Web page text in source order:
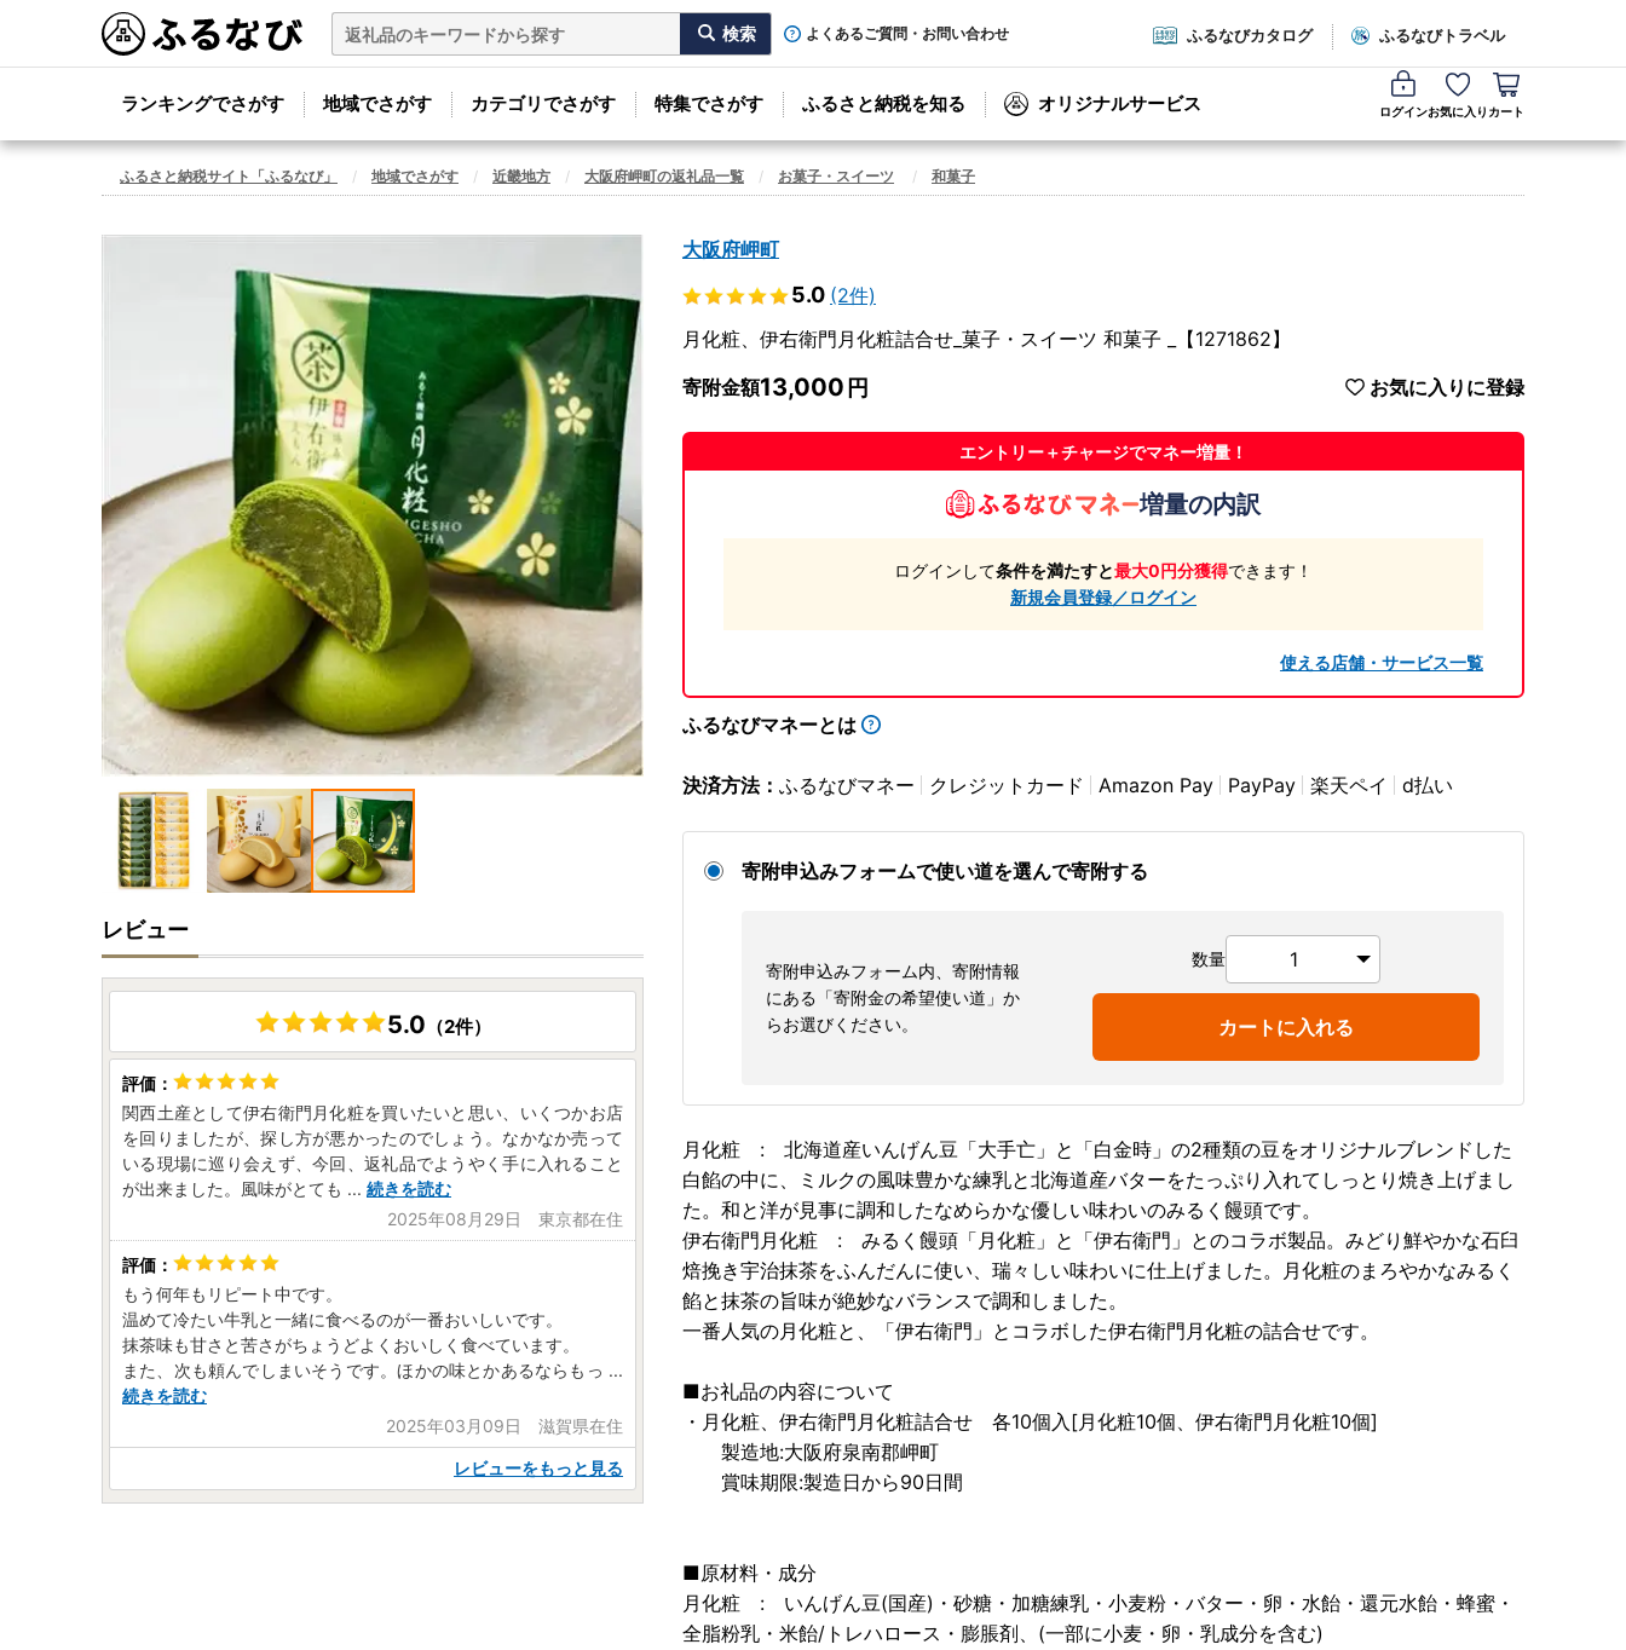
よくあるご質問・お問い合わせ ふるなびカタログ ふるなびトラベル
ランキングでさがす 地域でさがす カテゴリでさがす 特集でさがす ふるさと納税を知る オリジナルサービス ログインお気に入り カート
ふるさと納税サイト「ふるなび」 地域でさがす 近畿地方 大阪府岬町の返礼品一覧 お菓子・スイーツ 和菓子
大阪府岬町
5.0 (2件)
月化粧、伊右衛門月化粧詰合せ_菓子・スイーツ 和菓子 _【1271862】
寄附金額13,000 お気に入りに登録
エントリー＋チャージでマネー増量！
増量の内訳
ログインして条件を満たすと最大0円分獲得できます！
新規会員登録／ログイン
使える店舗・サービス一覧
ふるなびマネーとは
決済方法： ふるなびマネー クレジットカード Amazon Pay PayPay 楽天ペイ d払い
寄附申込みフォームで使い道を選んで寄附する
寄附申込みフォーム内、寄附情報
にある「寄附金の希望使い道」か
らお選びください。
数量
カートに入れる
月化粧 : 北海道産いんげん豆「大手亡」と「白金時」の2種類の豆をオリジナルブレンドした
白餡の中に、ミルクの風味豊かな練乳と北海道産バターをたっぷり入れてしっとり焼き上げまし
た。和と洋が見事に調和したなめらかな優しい味わいのみるく饅頭です。
伊右衛門月化粧 : みるく饅頭「月化粧」と「伊右衛門」とのコラボ製品。みどり鮮やかな石臼
焙挽き宇治抹茶をふんだんに使い、瑞々しい味わいに仕上げました。月化粧のまろやかなみるく
餡と抹茶の旨味が絶妙なバランスで調和しました。
一番人気の月化粧と、「伊右衛門」とコラボした伊右衛門月化粧の詰合せです。
■お礼品の内容について
・月化粧、伊右衛門月化粧詰合せ 各10個入[月化粧10個、伊右衛門月化粧10個]
製造地:大阪府泉南郡岬町
賞味期限:製造日から90日間
■原材料・成分
月化粧 : いんげん豆(国産)・砂糖・加糖練乳・小麦粉・バター・卵・水飴・還元水飴・蜂蜜・
全脂粉乳・米飴/トレハロース・膨脹剤、(一部に小麦・卵・乳成分を含む)
レビュー
5.0 （2件）
関西土産として伊右衛門月化粧を買いたいと思い、いくつかお店
を回りましたが、探し方が悪かったのでしょう。なかなか売って
いる現場に巡り会えず、今回、返礼品でようやく手に入れること
が出来ました。風味がとても ... 続きを読む
2025年08月29日 東京都在住
もう何年もリピート中です。
温めて冷たい牛乳と一緒に食べるのが一番おいしいです。
抹茶味も甘さと苦さがちょうどよくおいしく食べています。
また、次も頼んでしまいそうです。ほかの味とかあるならもっ ...
続きを読む
2025年03月09日 滋賀県在住
レビューをもっと見る